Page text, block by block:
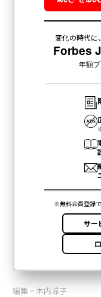
編集 = 木内涼子